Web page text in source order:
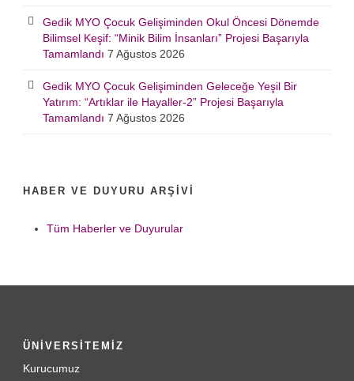
Gedik MYO Çocuk Gelişiminden Okul Öncesi Dönemde
Bilimsel Keşif: “Minik Bilim İnsanları” Projesi Başarıyla
Tamamlandı 7 Ağustos 2026
Gedik MYO Çocuk Gelişiminden Geleceğe Yeşil Bir
Yatırım: “Artıklar ile Hayaller-2” Projesi Başarıyla
Tamamlandı 7 Ağustos 2026
HABER VE DUYURU ARŞIVI
Tüm Haberler ve Duyurular
ÜNİVERSİTEMİZ
Kurucumuz